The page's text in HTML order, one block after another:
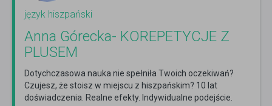
język hiszpański
Anna Górecka- KOREPETYCJE Z
PLUSEM
Dotychczasowa nauka nie spełniła Twoich oczekiwań?
Czujesz, że stoisz w miejscu z hiszpańskim? 10 lat
doświadczenia. Realne efekty. Indywidualne podejście.